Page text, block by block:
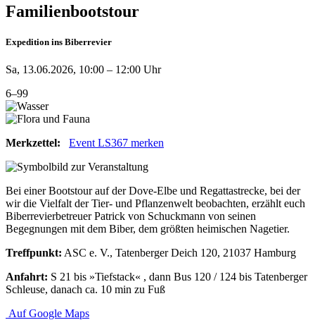
Familienbootstour
Expedition ins Biberrevier
Sa, 13.06.2026, 10:00 – 12:00 Uhr
6–99
Merkzettel: Event LS367 merken
Bei einer Bootstour auf der Dove-Elbe und Regattastrecke, bei der
wir die Vielfalt der Tier- und Pflanzenwelt beobachten, erzählt euch
Biberrevierbetreuer Patrick von Schuckmann von seinen
Begegnungen mit dem Biber, dem größten heimischen Nagetier.
Treffpunkt: ASC e. V., Tatenberger Deich 120, 21037 Hamburg
Anfahrt: S 21 bis »Tiefstack« , dann Bus 120 / 124 bis Tatenberger
Schleuse, danach ca. 10 min zu Fuß
Auf Google Maps